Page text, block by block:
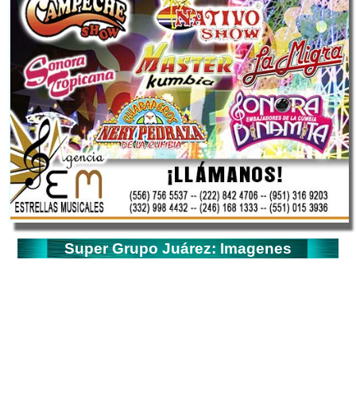
Super Grupo Juárez: Imagenes